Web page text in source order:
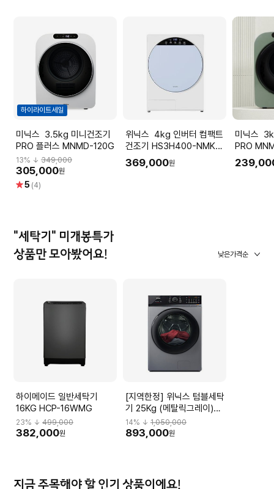
하이라이트세일
미닉스 3.5kg 미니건조기
PRO 플러스 MNMD-120G
13% ↓ 349,000
305,000원
별5 (4)
위닉스 4kg 인버터 컴팩트
건조기 HS3H400-NMK
(크림블루)
369,000원
미닉스 3kg 미니 건조기
PRO
"세탁기" 미개봉특가
상품만 모아봤어요!
낮은가격순
하이메이드 일반세탁기
16KG HCP-16WMG
23% ↓ 499,000
382,000원
[지역한정] 위닉스 텀블세탁
기 25Kg (메탈릭그레이)
TMWM250-KSK
14% ↓1,050,000
893,000원
지금 주목해야 할 인기 상품이에요!